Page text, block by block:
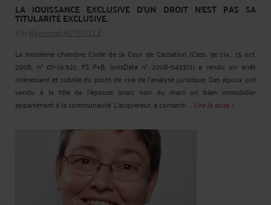
LA JOUISSANCE EXCLUSIVE D’UN DROIT N’EST PAS SA
TITULARITÉ EXCLUSIVE.
Par Raymond AUTEVILLE
La troisième chambre Civile de la Cour de Cassation (Cass. 3e civ., 15 oct.
2008, n° 07-16.921, FS P+B, JurisData n° 2008-045371) a rendu un arrêt
intéressant et subtile du point de vue de l'analyse juridique. Des époux ont
vendu à la fille de l’épouse (mais non du mari) un bien immobilier
appartenant à la communauté. L’acquereur, a consenti ... Lire la suite >